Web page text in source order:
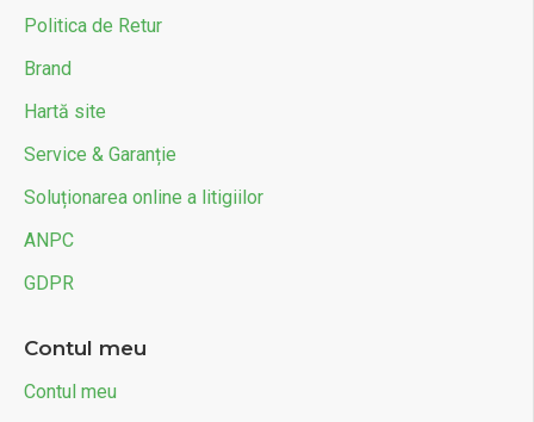
Politica de Retur
Brand
Hartă site
Service & Garanție
Soluționarea online a litigiilor
ANPC
GDPR
Contul meu
Contul meu